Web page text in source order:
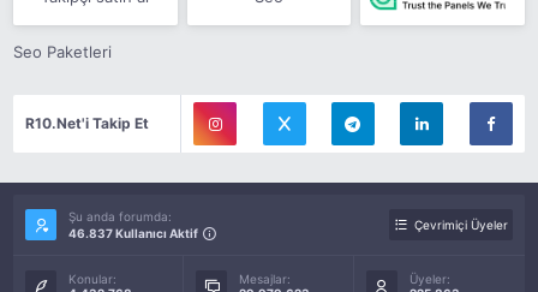
Seo Paketleri
R10.Net'i Takip Et
Şu anda forumda:
46.837 Kullanıcı Aktif
Çevrimiçi Üyeler
Konular:
Mesajlar:
Üyeler: